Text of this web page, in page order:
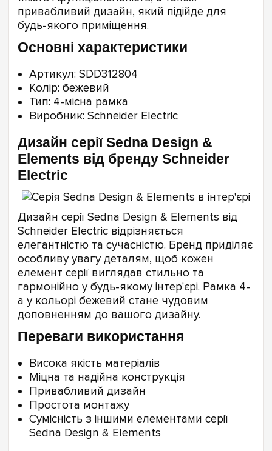
привабливий дизайн, який підійде для
будь-якого приміщення.
Основні характеристики
Артикул: SDD312804
Колір: бежевий
Тип: 4-місна рамка
Виробник: Schneider Electric
Дизайн серії Sedna Design &
Elements від бренду Schneider
Electric
Дизайн серії Sedna Design & Elements від
Schneider Electric відрізняється
елегантністю та сучасністю. Бренд приділяє
особливу увагу деталям, щоб кожен
елемент серії виглядав стильно та
гармонійно у будь-якому інтер'єрі. Рамка 4-
а у кольорі бежевий стане чудовим
доповненням до вашого дизайну.
Переваги використання
Висока якість матеріалів
Міцна та надійна конструкція
Привабливий дизайн
Простота монтажу
Сумісність з іншими елементами серії
Sedna Design & Elements